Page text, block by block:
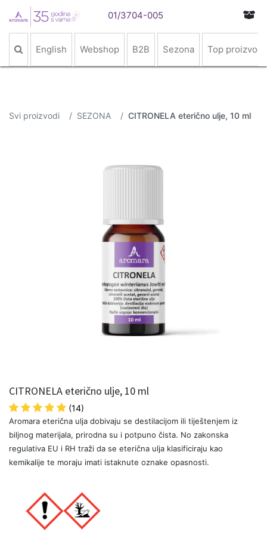
01/3704-005
English Webshop B2B Sezona Top proizvodi
Svi proizvodi SEZONA CITRONELA eterično ulje, 10 ml
CITRONELA eterično ulje, 10 ml
(14)
Aromara eterična ulja dobivaju se destilacijom ili tiještenjem iz
biljnog materijala, prirodna su i potpuno čista. No zakonska
regulativa EU i RH traži da se eterična ulja klasificiraju kao
kemikalije te moraju imati istaknute oznake opasnosti.